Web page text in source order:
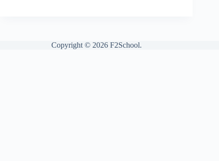
Copyright © 2026 F2School.